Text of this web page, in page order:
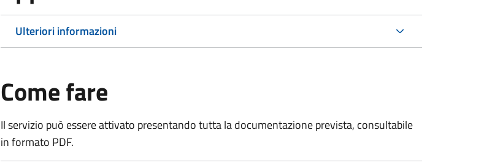
Ulteriori informazioni
Come fare
Il servizio può essere attivato presentando tutta la documentazione prevista, consultabile
in formato PDF.